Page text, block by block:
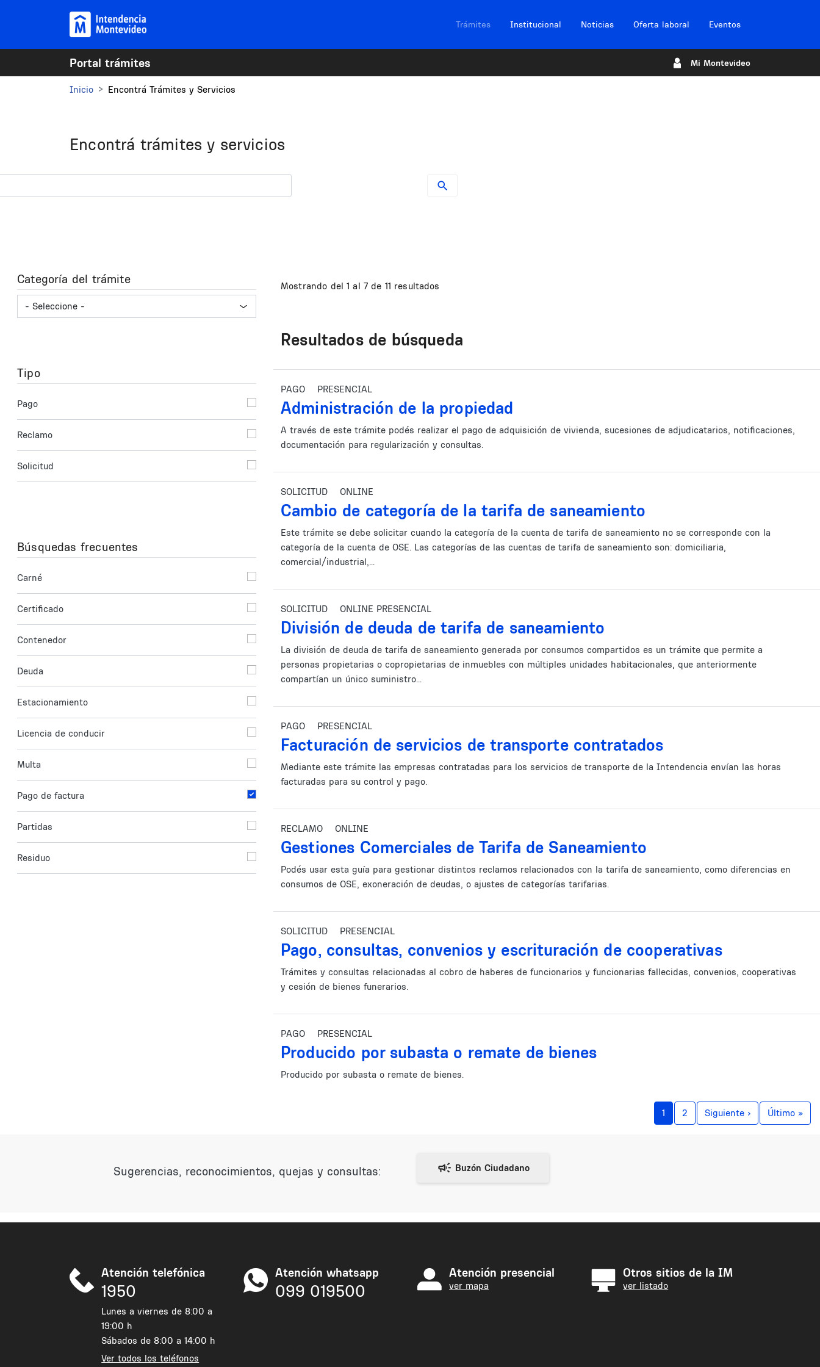
Navegación sitios
Trámites Institucional Noticias Oferta laboral Eventos
Portal trámites Mi Montevideo
Inicio Encontrá Trámites y Servicios
Encontrá trámites y servicios
Mostrando del 1 al 7 de 11 resultados
Resultados de búsqueda
PAGO PRESENCIAL
Administración de la propiedad
A través de este trámite podés realizar el pago de adquisición de vivienda, sucesiones de adjudicatarios, notificaciones,
documentación para regularización y consultas.
SOLICITUD ONLINE
Cambio de categoría de la tarifa de saneamiento
Este trámite se debe solicitar cuando la categoría de la cuenta de tarifa de saneamiento no se corresponde con la
categoría de la cuenta de OSE. Las categorías de las cuentas de tarifa de saneamiento son: domiciliaria,
comercial/industrial,...
SOLICITUD ONLINE PRESENCIAL
División de deuda de tarifa de saneamiento
La división de deuda de tarifa de saneamiento generada por consumos compartidos es un trámite que permite a
personas propietarias o copropietarias de inmuebles con múltiples unidades habitacionales, que anteriormente
compartían un único suministro...
PAGO PRESENCIAL
Facturación de servicios de transporte contratados
Mediante este trámite las empresas contratadas para los servicios de transporte de la Intendencia envían las horas
facturadas para su control y pago.
RECLAMO ONLINE
Gestiones Comerciales de Tarifa de Saneamiento
Podés usar esta guía para gestionar distintos reclamos relacionados con la tarifa de saneamiento, como diferencias en
consumos de OSE, exoneración de deudas, o ajustes de categorías tarifarias.
SOLICITUD PRESENCIAL
Pago, consultas, convenios y escrituración de cooperativas
Trámites y consultas relacionadas al cobro de haberes de funcionarios y funcionarias fallecidas, convenios, cooperativas
y cesión de bienes funerarios.
PAGO PRESENCIAL
Producido por subasta o remate de bienes
Producido por subasta o remate de bienes.
1 2 Siguiente ›Siguiente
Último »
Categoría del trámite
Tipo
Pago
Reclamo
Solicitud
Búsquedas frecuentes
Carné
Certificado
Contenedor
Deuda
Estacionamiento
Licencia de conducir
Multa
Pago de factura
Partidas
Residuo
Sugerencias, reconocimientos, quejas y consultas:
Atención telefónica
1950
Lunes a viernes de 8:00 a
19:00 h
Sábados de 8:00 a 14:00 h
Ver todos los teléfonos
Atención whatsapp
099 019500
Atención presencial
ver mapa
Otros sitios de la IM
ver listado